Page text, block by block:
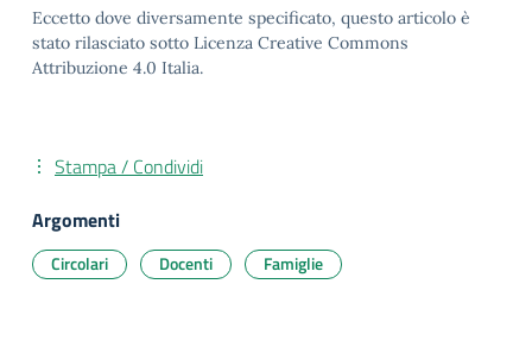
Eccetto dove diversamente specificato, questo articolo è
stato rilasciato sotto Licenza Creative Commons
Attribuzione 4.0 Italia.
Stampa / Condividi
Argomenti
Circolari Docenti Famiglie